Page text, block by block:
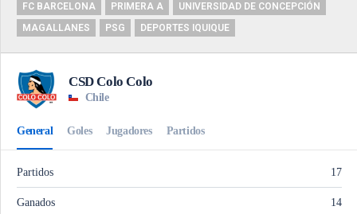
FC BARCELONA
PRIMERA A
UNIVERSIDAD DE CONCEPCIÓN
MAGALLANES
PSG DEPORTES IQUIQUE